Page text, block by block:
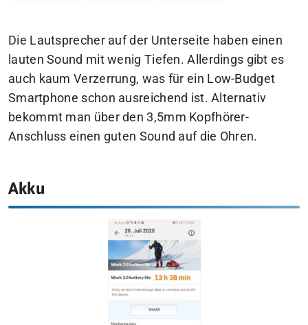
Die Lautsprecher auf der Unterseite haben einen
lauten Sound mit wenig Tiefen. Allerdings gibt es
auch kaum Verzerrung, was für ein Low-Budget
Smartphone schon ausreichend ist. Alternativ
bekommt man über den 3,5mm Kopfhörer-
Anschluss einen guten Sound auf die Ohren.
Akku